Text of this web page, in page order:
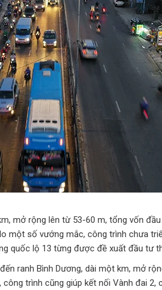
mở rộng lên từ 53-60 m, tổng vốn
một số vướng mắc, công trình chưa
quốc lộ 13 từng được đề xuất đầu tư
ranh Bình Dương, dài một km, mở
trình cũng giúp kết nối Vành đai